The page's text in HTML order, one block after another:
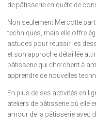
de pâtisserie en quête de
Non seulement Mercotte
techniques, mais elle offre
astuces pour réussir les
et son approche détaillée
pâtisserie qui cherchent à
apprendre de nouvelles
En plus de ses activités en
ateliers de pâtisserie où elle
amour de la pâtisserie avec